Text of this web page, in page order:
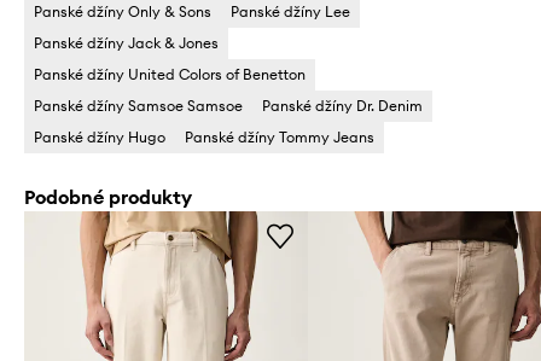
Panské džíny Only & Sons
Panské džíny Lee
Panské džíny Jack & Jones
Panské džíny United Colors of Benetton
Panské džíny Samsoe Samsoe
Panské džíny Dr. Denim
Panské džíny Hugo
Panské džíny Tommy Jeans
Podobné produkty